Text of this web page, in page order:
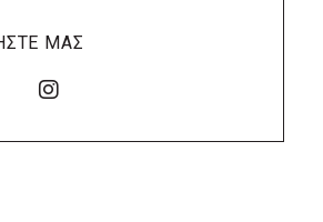
Equity & Inclusion
ΜΑΣ